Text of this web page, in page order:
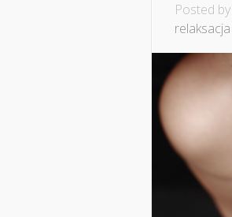
Posted by
relaksacja